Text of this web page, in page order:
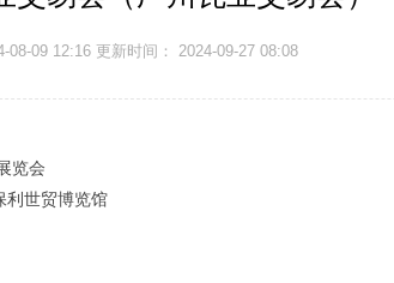
08-09 12:16 更新时间： 2024-09-27 08:08
览会
世贸博览馆